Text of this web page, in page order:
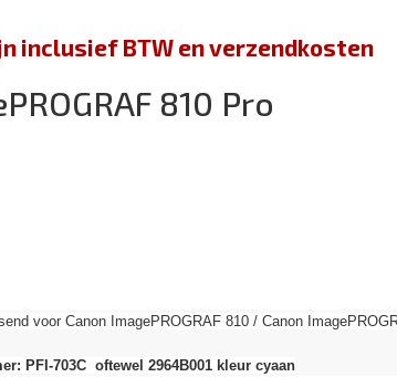
inclusief BTW en verzendkosten
810 Pro
voor Canon ImagePROGRAF 810 / Canon
PFI-703C oftewel 2964B001 kleur cyaan